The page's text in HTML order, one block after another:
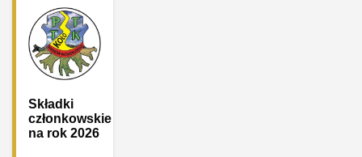
Składki
członkowskie
na rok 2026